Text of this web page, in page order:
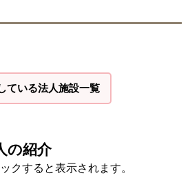
ている法人施設一覧
の紹介
クすると表示されます。